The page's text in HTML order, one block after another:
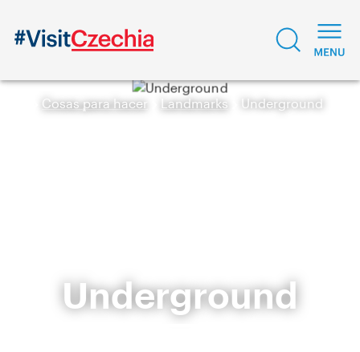
Cosas para hacer Landmarks Underground
Underground